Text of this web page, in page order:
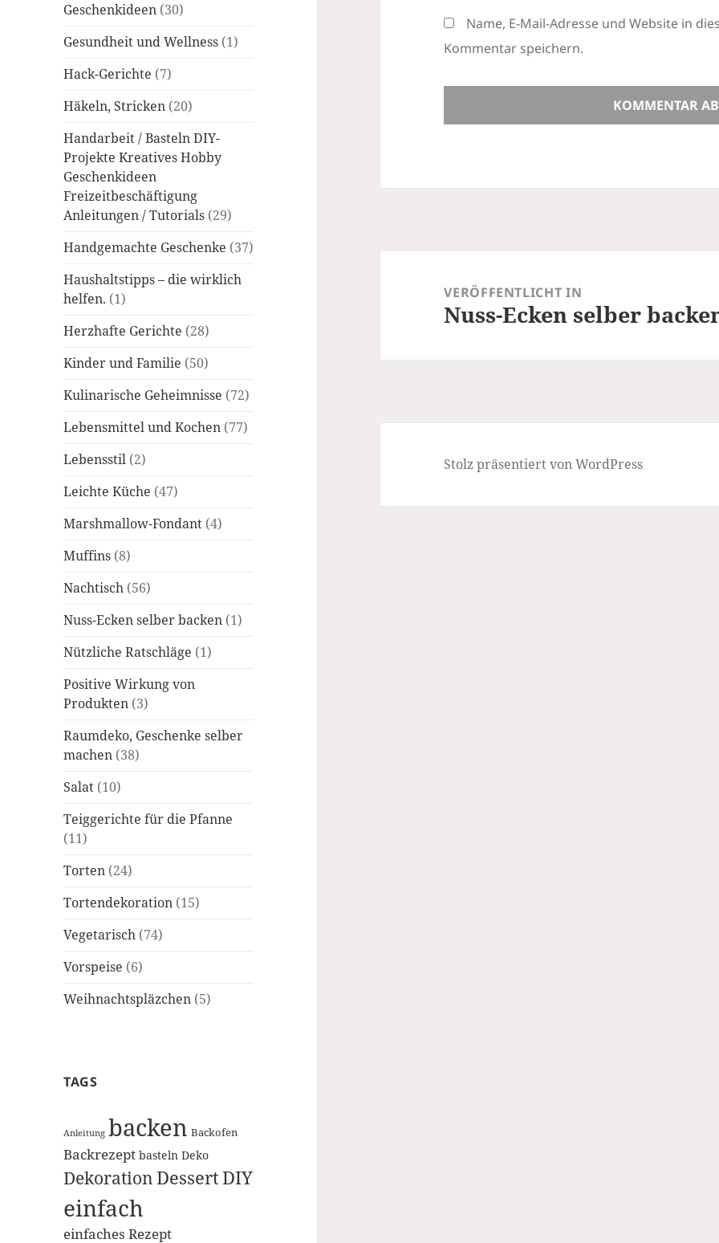
Geschenkideen (30)
Gesundheit und Wellness (1)
Hack-Gerichte (7)
Häkeln, Stricken (20)
Handarbeit / Basteln DIY-
Projekte Kreatives Hobby
Geschenkideen
Freizeitbeschäftigung
Anleitungen / Tutorials (29)
Handgemachte Geschenke (37)
Haushaltstipps – die wirklich
helfen. (1)
Herzhafte Gerichte (28)
Kinder und Familie (50)
Kulinarische Geheimnisse (72)
Lebensmittel und Kochen (77)
Lebensstil (2)
Leichte Küche (47)
Marshmallow-Fondant (4)
Muffins (8)
Nachtisch (56)
Nuss-Ecken selber backen (1)
Nützliche Ratschläge (1)
Positive Wirkung von
Produkten (3)
Raumdeko, Geschenke selber
machen (38)
Salat (10)
Teiggerichte für die Pfanne
(11)
Torten (24)
Tortendekoration (15)
Vegetarisch (74)
Vorspeise (6)
Weihnachtspläzchen (5)
TAGS
Anleitung backen Backofen
Backrezept basteln Deko
DekorationDessertDIY
einfach
einfaches Rezept
Name, E-Mail-Adresse und Website in
Kommentar speichern.
VERÖFFENTLICHT IN
Nuss-Ecken selber
Stolz präsentiert von WordPress